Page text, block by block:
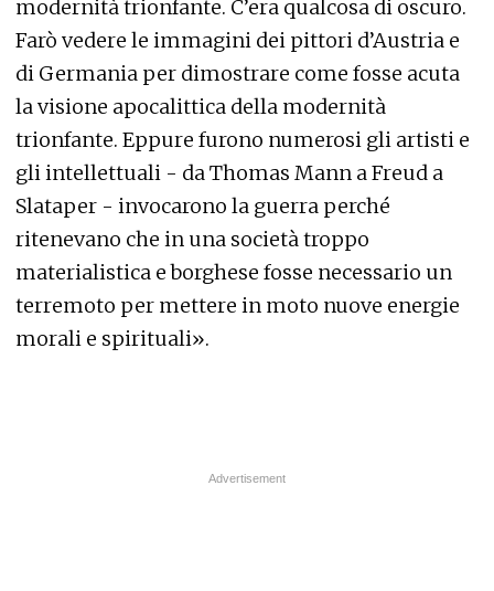
modernità trionfante. C’era qualcosa di oscuro.
Farò vedere le immagini dei pittori d’Austria e
di Germania per dimostrare come fosse acuta
la visione apocalittica della modernità
trionfante. Eppure furono numerosi gli artisti e
gli intellettuali - da Thomas Mann a Freud a
Slataper - invocarono la guerra perché
ritenevano che in una società troppo
materialistica e borghese fosse necessario un
terremoto per mettere in moto nuove energie
morali e spirituali».